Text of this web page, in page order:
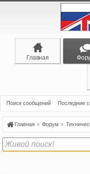
Главная
Поиск сообщений Последние
Главная Форум